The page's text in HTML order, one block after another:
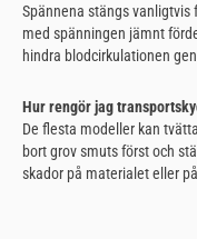
Spännena stängs vanligtvis
med spänningen jämnt
hindra blodcirkulationen
Hur rengör jag
De flesta modeller kan
bort grov smuts först och
skador på materialet eller